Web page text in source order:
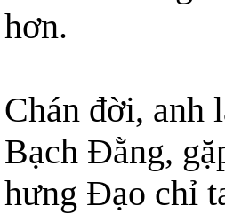
hơn.
Chán đời, anh
Bạch Đằng,
hưng Đạo chỉ